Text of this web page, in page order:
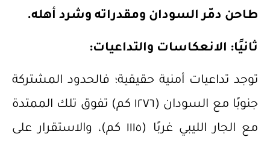
طاحن دمّر السودان ومقدراته وشرد أهله.
ثانيًا: الانعكاسات والتداعيات:
توجد تداعيات أمنية حقيقية؛ فالحدود المشتركة
جنوبًا مع السودان (١٢٧٦ كم) تفوق تلك الممتدة
مع الجار الليبي غربًا (١١١٥ كم)، والاستقرار على